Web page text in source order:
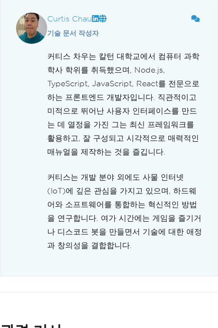
Curtis Chau
기술 문서 작성자
커티스 차우는 칼턴 대학교에서 컴퓨터 과학
학사 학위를 취득했으며, Node.js,
TypeScript, JavaScript, React를 전문으로
하는 프론트엔드 개발자입니다. 직관적이고
미적으로 뛰어난 사용자 인터페이스를 만드
는 데 열정을 가진 그는 최신 프레임워크를
활용하고, 잘 구성되고 시각적으로 매력적인
매뉴얼을 제작하는 것을 즐깁니다.
커티스는 개발 분야 외에도 사물 인터넷
(IoT)에 깊은 관심을 가지고 있으며, 하드웨
어와 소프트웨어를 통합하는 혁신적인 방법
을 연구합니다. 여가 시간에는 게임을 즐기거
나 디스코드 봇을 만들면서 기술에 대한 애정
과 창의성을 결합합니다.